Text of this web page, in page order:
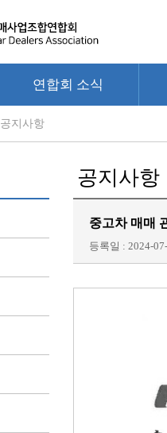
연합회 소식
공지사항
공지사항
중고차 매매
등록일 : 2024-